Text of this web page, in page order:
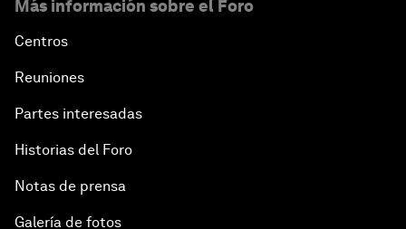
Más información sobre el Foro
Centros
Reuniones
Partes interesadas
Historias del Foro
Notas de prensa
Galería de fotos